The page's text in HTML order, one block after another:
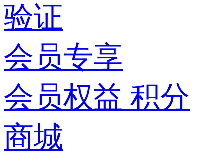
验证
会员专享
会员权益 积分
商城